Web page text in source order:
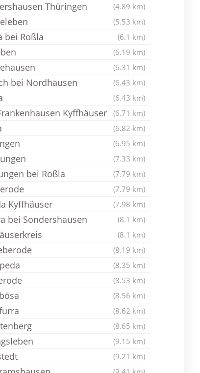
Thüringen (4.89 km)
(5.53 km)
bei Roßla (6.1 km)
(6.19 km)
(6.31 km)
bei Nordhausen (6.43 km)
(6.43 km)
Kyffhäuser (6.71 km)
(6.82 km)
(6.95 km)
(7.33 km)
bei Roßla (7.79 km)
(7.79 km)
Kyffhäuser (7.98 km)
bei Sondershausen (8.1 km)
(8.1 km)
(8.19 km)
(8.35 km)
(8.53 km)
(8.56 km)
(8.62 km)
(8.65 km)
(9.15 km)
(9.21 km)